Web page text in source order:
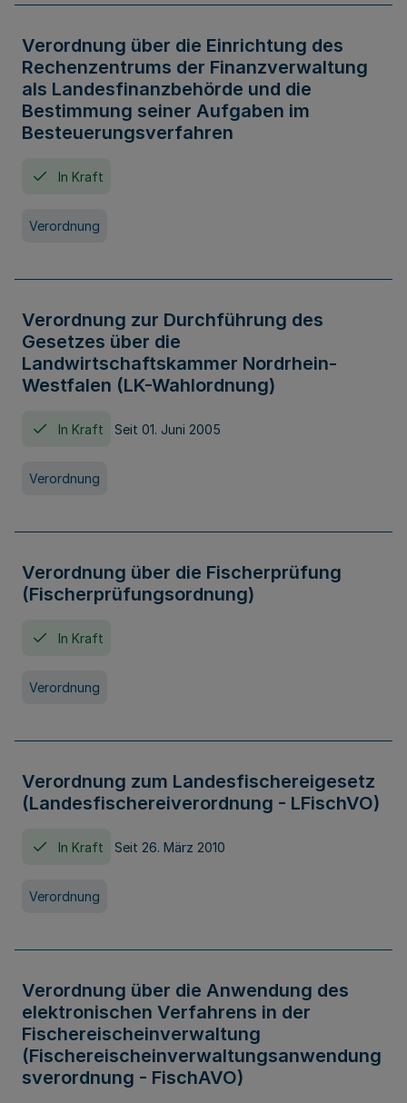
Verordnung über die Einrichtung des
Rechenzentrums der Finanzverwaltung
als Landesfinanzbehörde und die
Bestimmung seiner Aufgaben im
Besteuerungsverfahren
In Kraft
Verordnung
Verordnung zur Durchführung des
Gesetzes über die
Landwirtschaftskammer Nordrhein-
Westfalen (LK-Wahlordnung)
In Kraft Seit 01. Juni 2005
Verordnung
Verordnung über die Fischerprüfung
(Fischerprüfungsordnung)
In Kraft
Verordnung
Verordnung zum Landesfischereigesetz
(Landesfischereiverordnung - LFischVO)
In Kraft Seit 26. März 2010
Verordnung
Verordnung über die Anwendung des
elektronischen Verfahrens in der
Fischereischeinverwaltung
(Fischereischeinverwaltungsanwendung
sverordnung - FischAVO)